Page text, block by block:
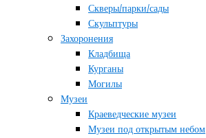
Скверы/парки/сады
Скульптуры
Захоронения
Кладбища
Курганы
Могилы
Музеи
Краеведческие музеи
Музеи под открытым небом